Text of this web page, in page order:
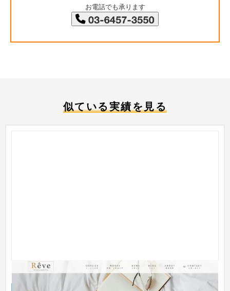
お電話でも承ります
似ている実績を見る
Reve Design＆Marketing
企業サイト IT・Webサービス 〜30万円